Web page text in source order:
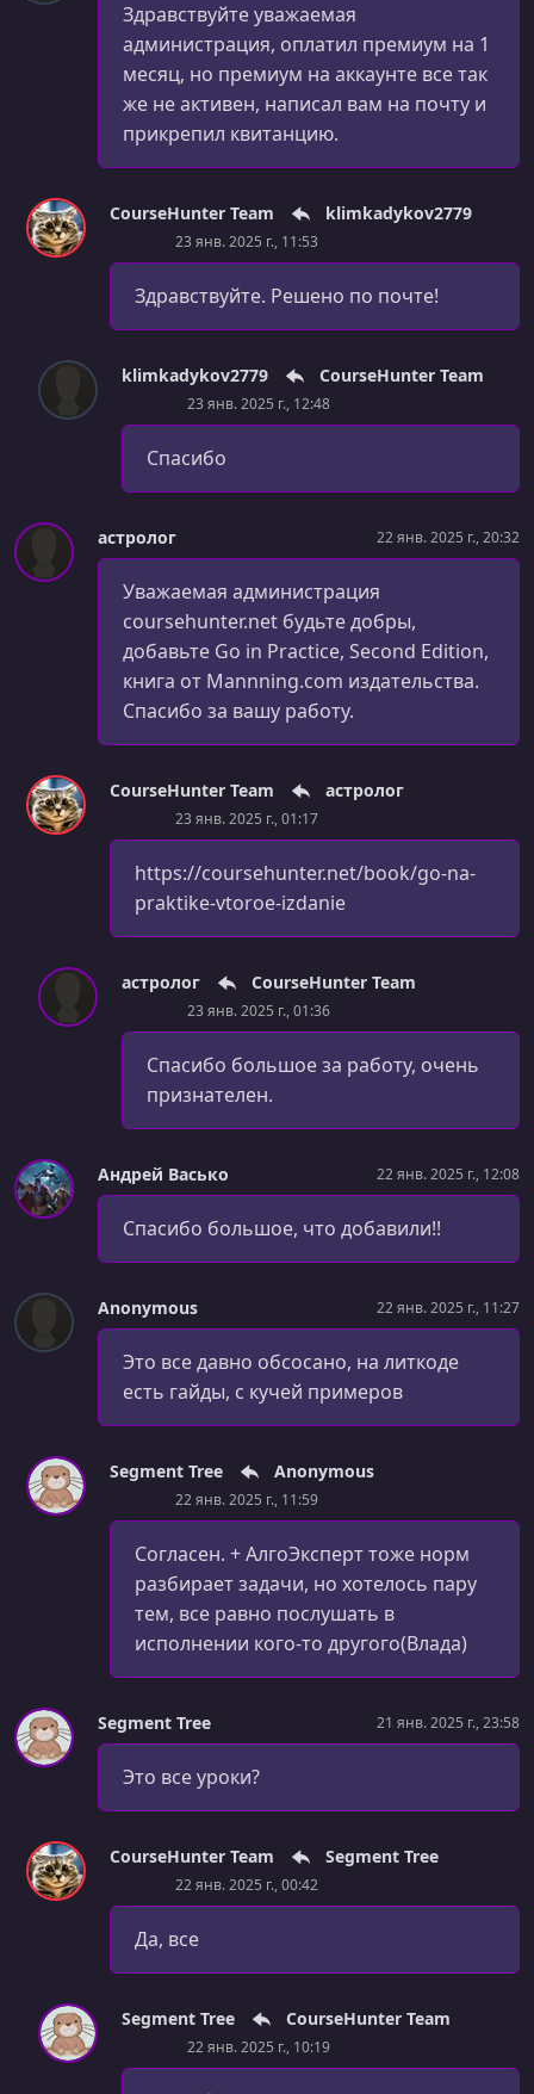
Здравствуйте уважаемая
администрация, оплатил премиум на 1
месяц, но премиум на аккаунте все так
же не активен, написал вам на почту и
прикрепил квитанцию.
CourseHunter Team klimkadykov2779
23 янв. 2025 г., 11:53
Здравствуйте. Решено по почте!
klimkadykov2779 CourseHunter Team
23 янв. 2025 г., 12:48
Спасибо
астролог 22 янв. 2025 г., 20:32
Уважаемая администрация
coursehunter.net будьте добры,
добавьте Go in Practice, Second Edition,
книга от Mannning.com издательства.
Спасибо за вашу работу.
CourseHunter Team астролог
23 янв. 2025 г., 01:17
https://coursehunter.net/book/go-na-
praktike-vtoroe-izdanie
астролог CourseHunter Team
23 янв. 2025 г., 01:36
Спасибо большое за работу, очень
признателен.
Андрей Васько 22 янв. 2025 г., 12:08
Спасибо большое, что добавили!!
Anonymous 22 янв. 2025 г., 11:27
Это все давно обсосано, на литкоде
есть гайды, с кучей примеров
Segment Tree Anonymous
22 янв. 2025 г., 11:59
Согласен. + АлгоЭксперт тоже норм
разбирает задачи, но хотелось пару
тем, все равно послушать в
исполнении кого-то другого(Влада)
Segment Tree 21 янв. 2025 г., 23:58
Это все уроки?
CourseHunter Team Segment Tree
22 янв. 2025 г., 00:42
Да, все
Segment Tree CourseHunter Team
22 янв. 2025 г., 10:19